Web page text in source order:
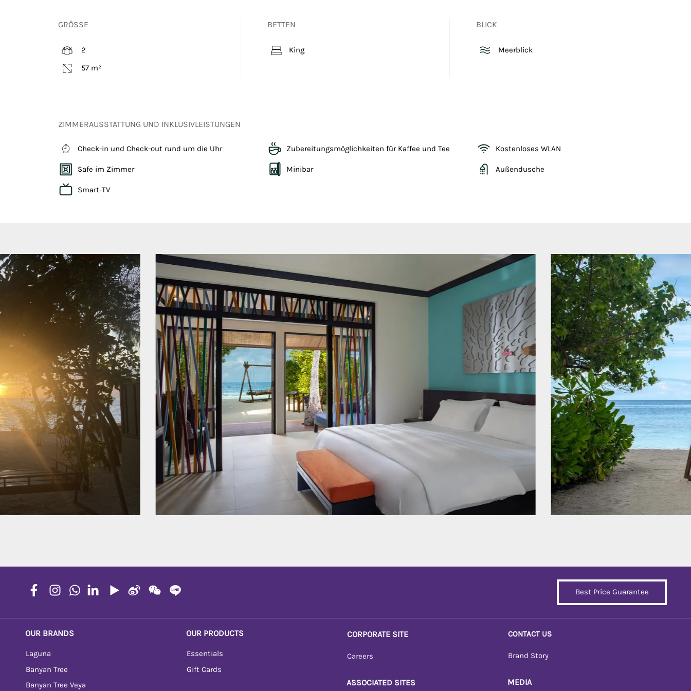
GRÖSSE
2
57 m²
BETTEN
King
BLICK
Meerblick
ZIMMERAUSSTATTUNG UND INKLUSIVLEISTUNGEN
Check-in und Check-out rund um die Uhr Zubereitungsmöglichkeiten für Kaffee und Tee Kostenloses WLAN
Safe im Zimmer Minibar Außendusche
Smart-TV
Best Price Guarantee
OUR BRANDS
Laguna
Banyan Tree
Banyan Tree Veya
OUR PRODUCTS
Essentials
Gift Cards
CORPORATE SITE
Careers
ASSOCIATED SITES
CONTACT US
Brand Story
MEDIA